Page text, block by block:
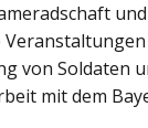
von Soldaten
mit dem